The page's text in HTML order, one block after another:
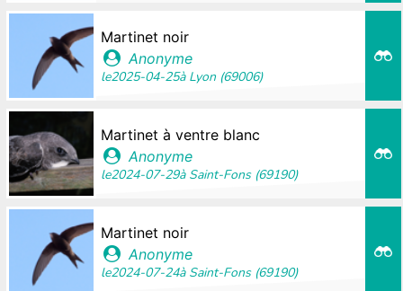
Martinet noir
Anonyme
le2025-04-25àLyon (69006)
Martinet à ventre blanc
Anonyme
le2024-07-29àSaint-Fons (69190)
Martinet noir
Anonyme
le2024-07-24àSaint-Fons (69190)